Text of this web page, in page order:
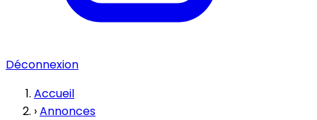
Déconnexion
Accueil
›Annonces